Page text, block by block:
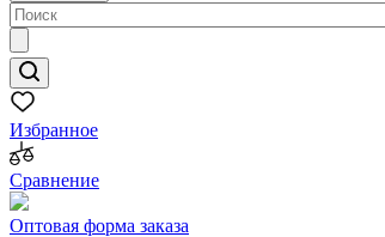
Избранное
Сравнение
Оптовая форма заказа